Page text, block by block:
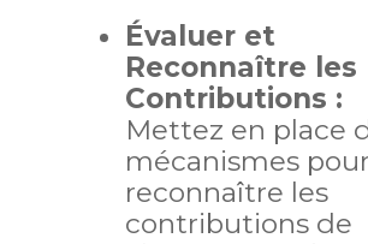
Évaluer et
Reconnaître les
Contributions :
Mettez en place
mécanismes pour
reconnaître les
contributions de